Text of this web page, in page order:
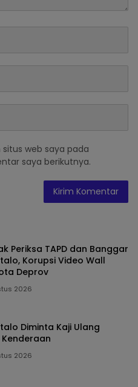
web saya pada
saya berikutnya.
Periksa TAPD dan Banggar
Korupsi Video Wall
Deprov
2026
Diminta Kaji Ulang
2026